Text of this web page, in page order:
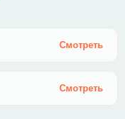
Смотреть
Смотреть